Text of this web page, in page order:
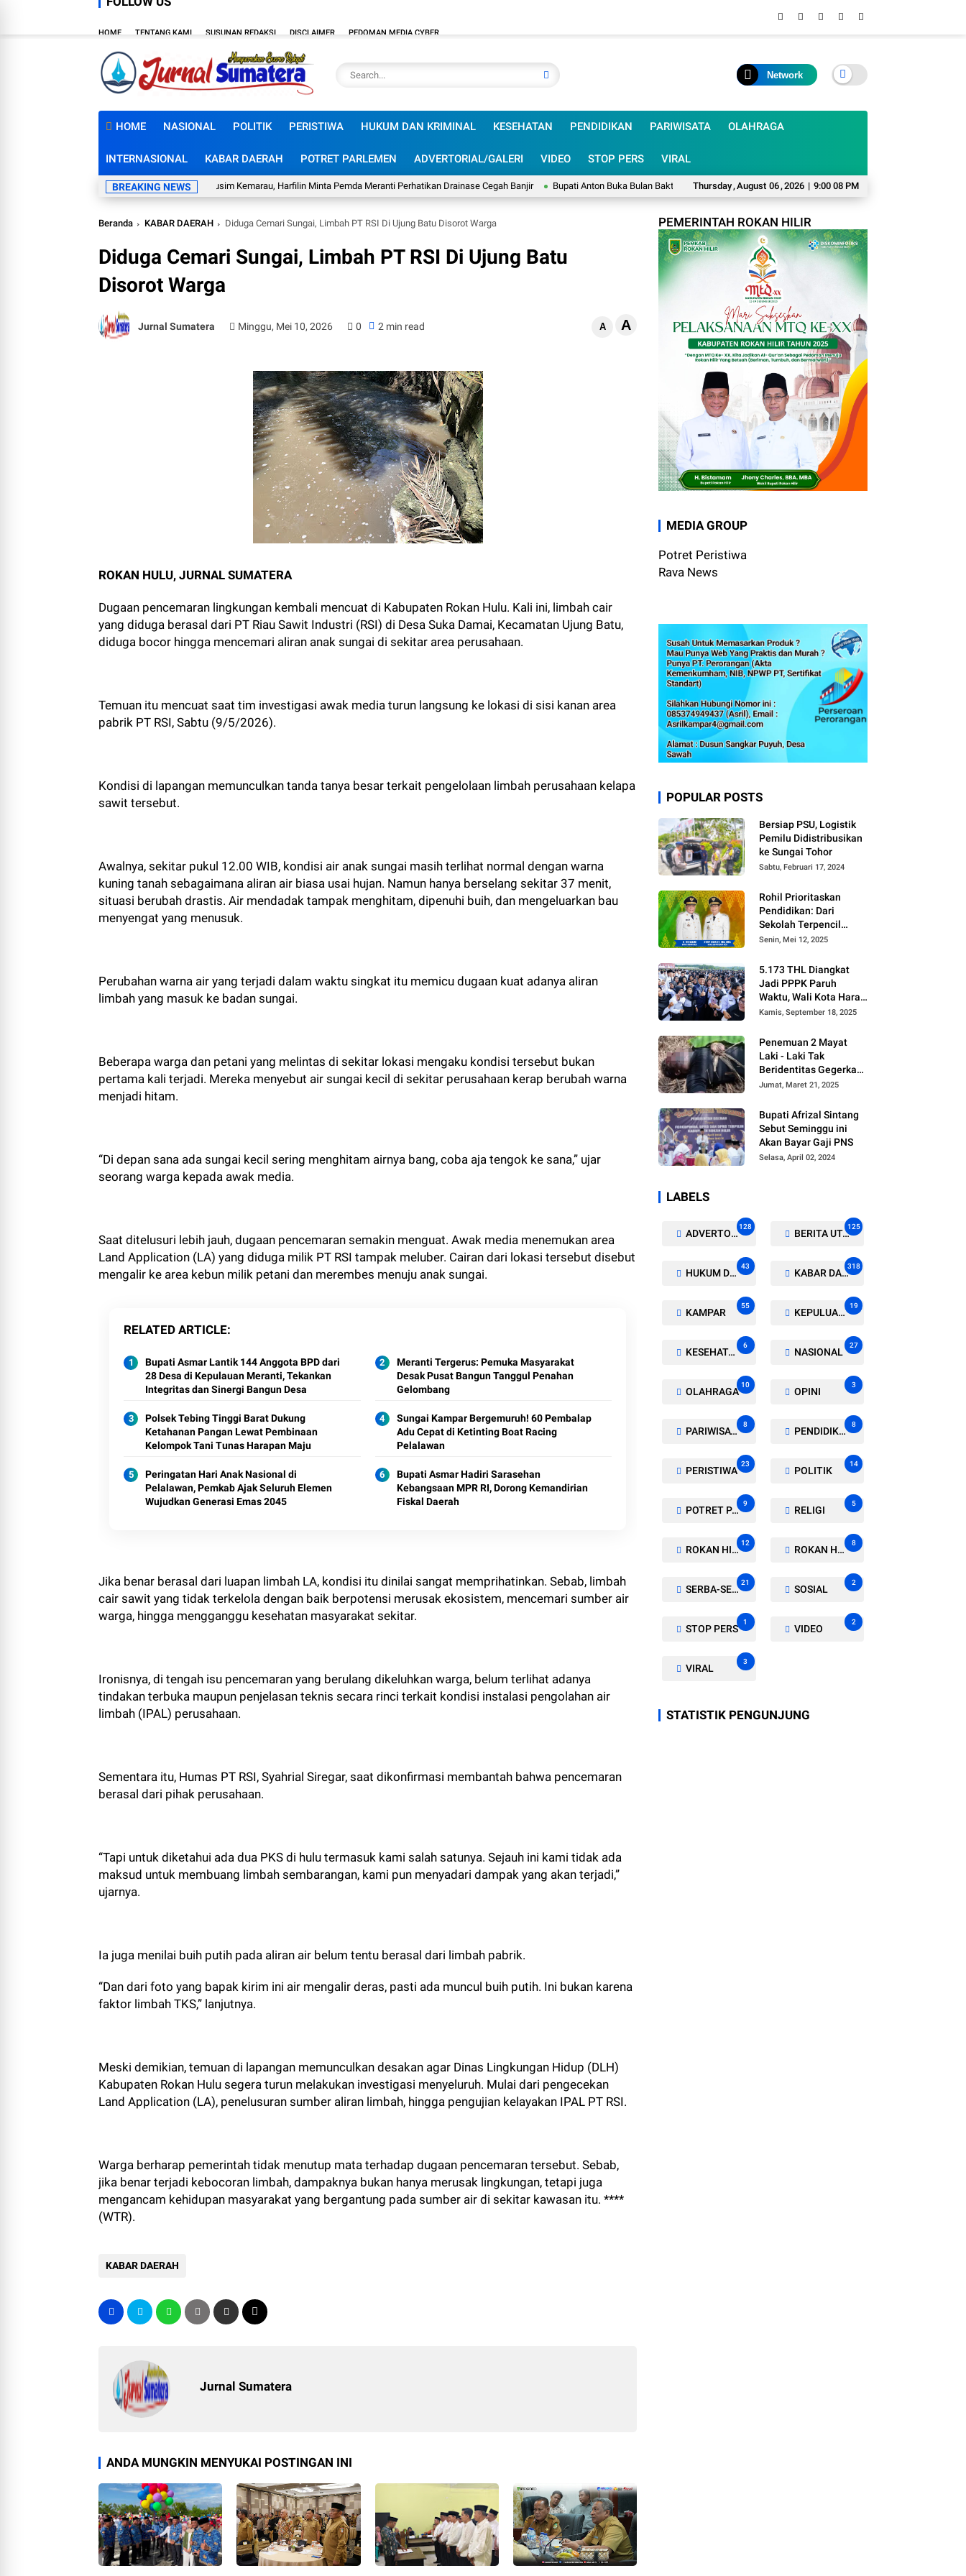
HOME TENTANG KAMI SUSUNAN REDAKSI DISCLAIMER PEDOMAN MEDIA CYBER
Network
HOME NASIONAL POLITIK PERISTIWA HUKUM DAN KRIMINAL KESEHATAN PENDIDIKAN PARIWISATA OLAHRAGA
INTERNASIONAL KABAR DAERAH POTRET PARLEMEN ADVERTORIAL/GALERI VIDEO STOP PERS VIRAL
Thursday,August 06,2026 | 9:00 09 PM
BREAKING NEWS
Mumpung Musim Kemarau, Harfilin Minta Pemda Meranti Perhatikan Drainase Cegah Banjir Bupati Anton Buka Bulan Bakti Pramuka 2026, Rohul Lepas 48 Kontingen Jambore Nasional
Beranda KABAR DAERAH Diduga Cemari Sungai, Limbah PT RSI Di Ujung Batu Disorot Warga
Diduga Cemari Sungai, Limbah PT RSI Di Ujung Batu
Disorot Warga
Jurnal Sumatera Minggu, Mei 10, 2026 0 2 min read A A
ROKAN HULU, JURNAL SUMATERA
Dugaan pencemaran lingkungan kembali mencuat di Kabupaten Rokan Hulu. Kali ini, limbah cair
yang diduga berasal dari PT Riau Sawit Industri (RSI) di Desa Suka Damai, Kecamatan Ujung Batu,
diduga bocor hingga mencemari aliran anak sungai di sekitar area perusahaan.
Temuan itu mencuat saat tim investigasi awak media turun langsung ke lokasi di sisi kanan area
pabrik PT RSI, Sabtu (9/5/2026).
Kondisi di lapangan memunculkan tanda tanya besar terkait pengelolaan limbah perusahaan kelapa
sawit tersebut.
Awalnya, sekitar pukul 12.00 WIB, kondisi air anak sungai masih terlihat normal dengan warna
kuning tanah sebagaimana aliran air biasa usai hujan. Namun hanya berselang sekitar 37 menit,
situasi berubah drastis. Air mendadak tampak menghitam, dipenuhi buih, dan mengeluarkan bau
menyengat yang menusuk.
Perubahan warna air yang terjadi dalam waktu singkat itu memicu dugaan kuat adanya aliran
limbah yang masuk ke badan sungai.
Beberapa warga dan petani yang melintas di sekitar lokasi mengaku kondisi tersebut bukan
pertama kali terjadi. Mereka menyebut air sungai kecil di sekitar perusahaan kerap berubah warna
menjadi hitam.
“Di depan sana ada sungai kecil sering menghitam airnya bang, coba aja tengok ke sana,” ujar
seorang warga kepada awak media.
Saat ditelusuri lebih jauh, dugaan pencemaran semakin menguat. Awak media menemukan area
Land Application (LA) yang diduga milik PT RSI tampak meluber. Cairan dari lokasi tersebut disebut
mengalir ke area kebun milik petani dan merembes menuju anak sungai.
RELATED ARTICLE
Bupati Asmar Lantik 144 Anggota BPD dari
28 Desa di Kepulauan Meranti, Tekankan
Integritas dan Sinergi Bangun Desa
Meranti Tergerus: Pemuka Masyarakat
Desak Pusat Bangun Tanggul Penahan
Gelombang
Polsek Tebing Tinggi Barat Dukung
Ketahanan Pangan Lewat Pembinaan
Kelompok Tani Tunas Harapan Maju
Sungai Kampar Bergemuruh! 60 Pembalap
Adu Cepat di Ketinting Boat Racing
Pelalawan
Peringatan Hari Anak Nasional di
Pelalawan, Pemkab Ajak Seluruh Elemen
Wujudkan Generasi Emas 2045
Bupati Asmar Hadiri Sarasehan
Kebangsaan MPR RI, Dorong Kemandirian
Fiskal Daerah
Jika benar berasal dari luapan limbah LA, kondisi itu dinilai sangat memprihatinkan. Sebab, limbah
cair sawit yang tidak terkelola dengan baik berpotensi merusak ekosistem, mencemari sumber air
warga, hingga mengganggu kesehatan masyarakat sekitar.
Ironisnya, di tengah isu pencemaran yang berulang dikeluhkan warga, belum terlihat adanya
tindakan terbuka maupun penjelasan teknis secara rinci terkait kondisi instalasi pengolahan air
limbah (IPAL) perusahaan.
Sementara itu, Humas PT RSI, Syahrial Siregar, saat dikonfirmasi membantah bahwa pencemaran
berasal dari pihak perusahaan.
“Tapi untuk diketahui ada dua PKS di hulu termasuk kami salah satunya. Sejauh ini kami tidak ada
maksud untuk membuang limbah sembarangan, kami pun menyadari dampak yang akan terjadi,”
ujarnya.
Ia juga menilai buih putih pada aliran air belum tentu berasal dari limbah pabrik.
“Dan dari foto yang bapak kirim ini air mengalir deras, pasti ada muncul buih putih. Ini bukan karena
faktor limbah TKS,” lanjutnya.
Meski demikian, temuan di lapangan memunculkan desakan agar Dinas Lingkungan Hidup (DLH)
Kabupaten Rokan Hulu segera turun melakukan investigasi menyeluruh. Mulai dari pengecekan
Land Application (LA), penelusuran sumber aliran limbah, hingga pengujian kelayakan IPAL PT RSI.
Warga berharap pemerintah tidak menutup mata terhadap dugaan pencemaran tersebut. Sebab,
jika benar terjadi kebocoran limbah, dampaknya bukan hanya merusak lingkungan, tetapi juga
mengancam kehidupan masyarakat yang bergantung pada sumber air di sekitar kawasan itu. ****
(WTR).
KABAR DAERAH
Jurnal Sumatera
ANDA MUNGKIN MENYUKAI POSTINGAN INI
PEMERINTAH ROKAN HILIR
MEDIA GROUP
Potret Peristiwa
Rava News
POPULAR POSTS
Bersiap PSU, Logistik
Pemilu Didistribusikan
ke Sungai Tohor
Sabtu, Februari 17, 2024
Rohil Prioritaskan
Pendidikan: Dari
Sekolah Terpencil
hingga Beasiswa
Senin, Mei 12, 2025
5.173 THL Diangkat
Jadi PPPK Paruh
Waktu, Wali Kota Harap
Ada Regulasi Baru
Kamis, September 18, 2025
Penemuan 2 Mayat
Laki - Laki Tak
Beridentitas Gegerkan
Warga Rohil
Jumat, Maret 21, 2025
Bupati Afrizal Sintang
Sebut Seminggu ini
Akan Bayar Gaji PNS
Selasa, April 02, 2024
LABELS
ADVERTORIAL/GALERI
128
BERITA UTAMA
125
HUKUM DAN KRIMINAL
43
KABAR DAERAH
318
KAMPAR
55
KEPULUAN MERANTI
19
KESEHATAN
6
NASIONAL
27
OLAHRAGA
10
OPINI
3
PARIWISATA
8
PENDIDIKAN
8
PERISTIWA
23
POLITIK
14
POTRET PARLEMEN
9
RELIGI
5
ROKAN HILIR
12
ROKAN HULU
8
SERBA-SERBI
21
SOSIAL
2
STOP PERS
1
VIDEO
2
VIRAL
3
STATISTIK PENGUNJUNG